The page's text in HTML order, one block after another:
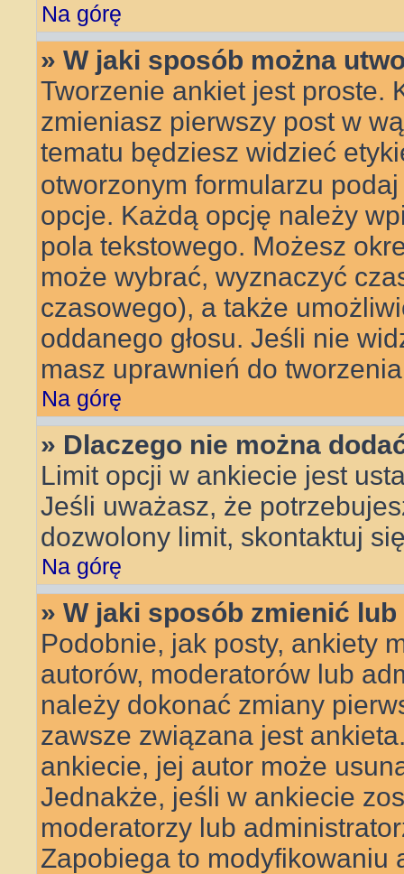
Na górę
» W jaki sposób można
Tworzenie ankiet jest proste.
zmieniasz pierwszy post w
tematu będziesz widzieć
otworzonym formularzu
opcje. Każdą opcję należy
pola tekstowego. Możesz
może wybrać, wyznaczyć
czasowego), a także
oddanego głosu. Jeśli nie
masz uprawnień do
Na górę
» Dlaczego nie można
Limit opcji w ankiecie jest
Jeśli uważasz, że
dozwolony limit, skontaktuj
Na górę
» W jaki sposób zmienić
Podobnie, jak posty, ankiety
autorów, moderatorów lub
należy dokonać zmiany
zawsze związana jest
ankiecie, jej autor może
Jednakże, jeśli w ankiecie
moderatorzy lub
Zapobiega to modyfikowaniu